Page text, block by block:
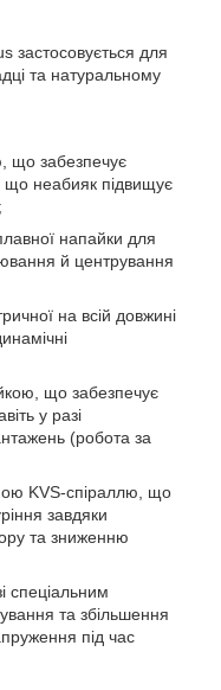
застосовується для
та натуральному
що забезпечує
що неабияк підвищує
напайки для
й центрування
на всій довжині
що забезпечує
у разі
(робота за
KVS-спіраллю, що
завдяки
та зниженню
спеціальним
та збільшення
під час